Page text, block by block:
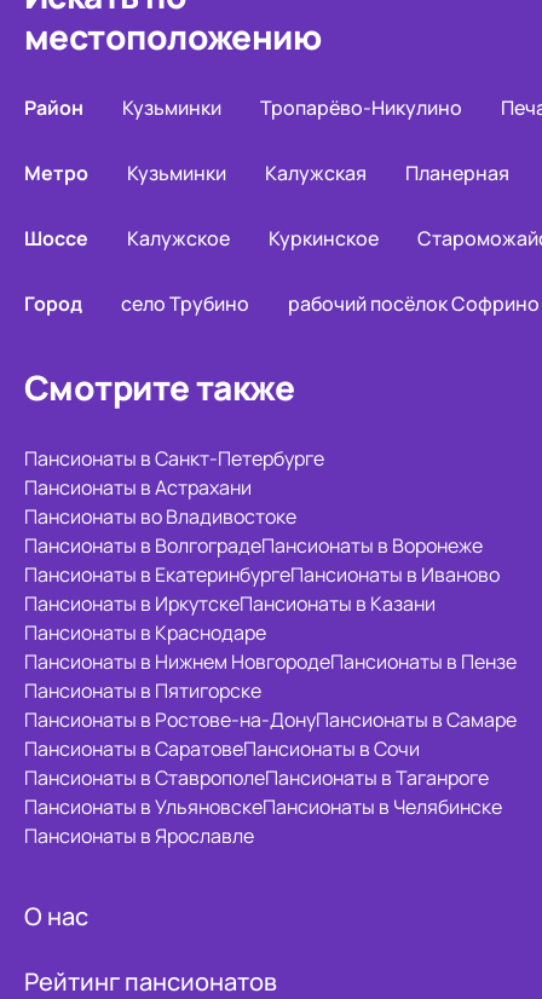
местоположению
Район Кузьминки Тропарёво-Никулино
Метро Кузьминки Калужская Планерная
Шоссе Калужское Куркинское
Город село Трубино рабочий посёлок Софрино
Смотрите также
Пансионаты в Санкт-Петербурге
Пансионаты в Астрахани
Пансионаты во Владивостоке
Пансионаты в ВолгоградеПансионаты в Воронеже
Пансионаты в ЕкатеринбургеПансионаты в Иваново
Пансионаты в ИркутскеПансионаты в Казани
Пансионаты в Краснодаре
Пансионаты в Нижнем НовгородеПансионаты в Пензе
Пансионаты в Пятигорске
Пансионаты в Ростове-на-ДонуПансионаты в Самаре
Пансионаты в СаратовеПансионаты в Сочи
Пансионаты в СтаврополеПансионаты в Таганроге
Пансионаты в УльяновскеПансионаты в Челябинске
Пансионаты в Ярославле
О нас
Рейтинг пансионатов